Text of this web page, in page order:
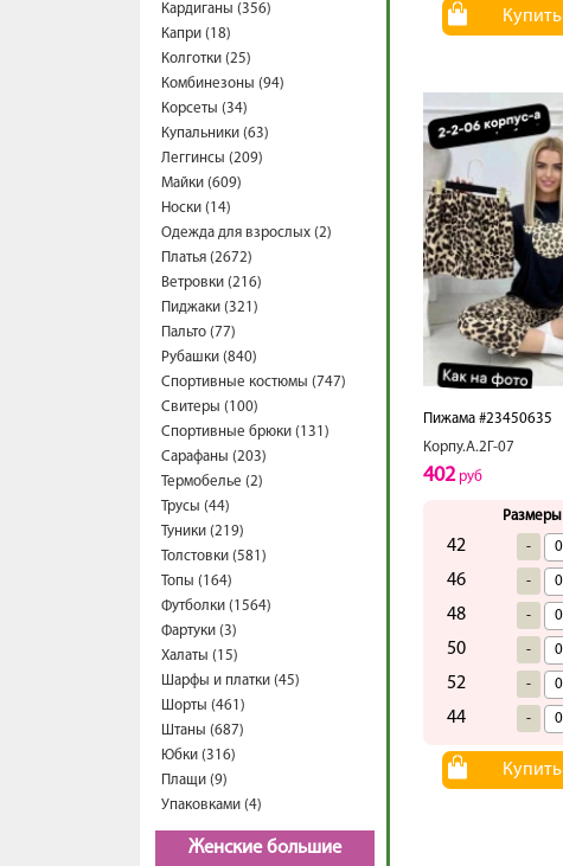
Кардиганы (356)
Капри (18)
Колготки (25)
Комбинезоны (94)
Корсеты (34)
Купальники (63)
Леггинсы (209)
Майки (609)
Носки (14)
Одежда для взрослых (2)
Платья (2672)
Ветровки (216)
Пиджаки (321)
Пальто (77)
Рубашки (840)
Спортивные костюмы (747)
Свитеры (100)
Спортивные брюки (131)
Сарафаны (203)
Термобелье (2)
Трусы (44)
Туники (219)
Толстовки (581)
Топы (164)
Футболки (1564)
Фартуки (3)
Халаты (15)
Шарфы и платки (45)
Шорты (461)
Штаны (687)
Юбки (316)
Плащи (9)
Упаковками (4)
Женские большие
Купить
Пижама #23450635
Корпу.А.2Г-07
402руб
Размеры
42 -
46 -
48 -
50 -
52 -
44 -
Купить